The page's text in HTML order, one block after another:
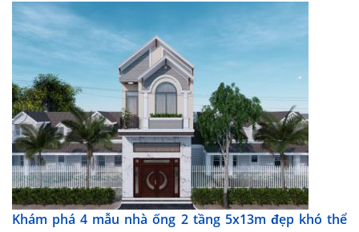
Khám phá 4 mẫu nhà ống 2 tầng 5x13m đẹp khó thể